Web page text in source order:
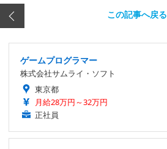
この記事へ戻る
ゲームプログラマー
株式会社サムライ・ソフト
東京都
月給28万円～32万円
正社員